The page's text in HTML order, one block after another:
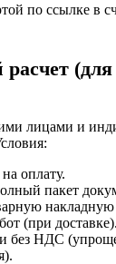
по ссылке в
лицами и
оплату.
пакет
(при доставке).
без НДС